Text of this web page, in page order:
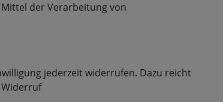
der Verarbeitung von
jederzeit widerrufen. Dazu reicht